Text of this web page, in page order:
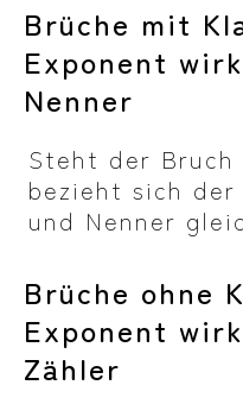
Brüche mit
Exponent
Nenner
Steht der Bruch
bezieht sich
und Nenner
Brüche ohne
Exponent
Zähler